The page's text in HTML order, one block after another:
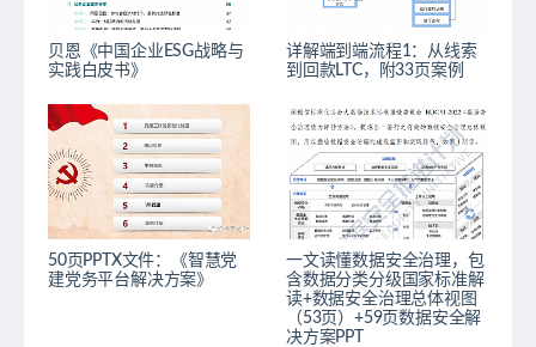
贝恩《中国企业ESG战略与
实践白皮书》
详解端到端流程1：从线索
到回款LTC，附33页案例
50页PPTX文件：《智慧党
建党务平台解决方案》
一文读懂数据安全治理，包
含数据分类分级国家标准解
读+数据安全治理总体视图
（53页）+59页数据安全解
决方案PPT